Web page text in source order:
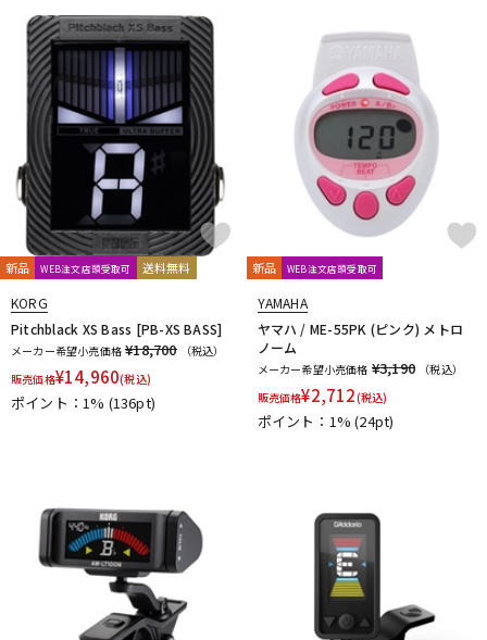
新品 WEB注文店頭受取可 送料無料
KORG
Pitchblack XS Bass [PB-XS BASS]
メーカー希望小売価格 ¥18,700
（税込）
販売価格¥14,960(税込)
ポイント：1% (136pt)
新品 WEB注文店頭受取可
YAMAHA
ヤマハ / ME-55PK (ピンク) メトロ
ノーム
メーカー希望小売価格 ¥3,190
（税込）
販売価格¥2,712(税込)
ポイント：1%(24pt)